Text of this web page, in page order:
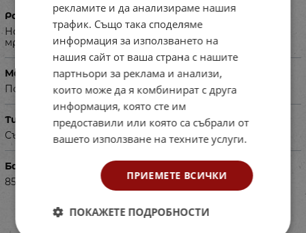
Размери в см
На мрежата: 300 х 200 или 300 х 160 На окото на
мрежата: 10 х 10
Материал
Полиестер
Тип
Съоръжение
Баркод (ISBN, UPC, др.)
850405
рекламите и да анализираме нашия
трафик. Също така споделяме
информация за използването на
нашия сайт от ваша страна с нашите
партньори за реклама и анализи,
които може да я комбинират с друга
информация, която сте им
предоставили или която са събрали от
вашето използване на техните услуги.
ПРИЕМЕТЕ ВСИЧКИ
ПОКАЖЕТЕ ПОДРОБНОСТИ